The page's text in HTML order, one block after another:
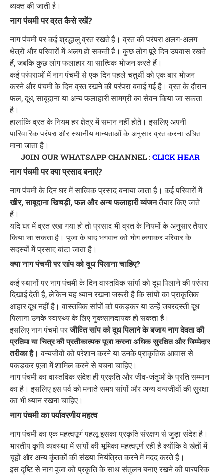
व्यक्त की जाती है।
नाग पंचमी पर व्रत कैसे रखें?
नाग पंचमी पर कई श्रद्धालु व्रत रखते हैं। व्रत की परंपरा अलग-अलग
क्षेत्रों और परिवारों में अलग हो सकती है। कुछ लोग पूरे दिन उपवास रखते
हैं, जबकि कुछ लोग फलाहार या सात्विक भोजन करते हैं।
कई परंपराओं में नाग पंचमी से एक दिन पहले चतुर्थी को एक बार भोजन
करने और पंचमी के दिन व्रत रखने की परंपरा बताई गई है। व्रत के दौरान
फल, दूध, साबूदाना या अन्य फलाहारी सामग्री का सेवन किया जा सकता
है।
हालांकि व्रत के नियम हर क्षेत्र में समान नहीं होते। इसलिए अपनी
पारिवारिक परंपरा और स्थानीय मान्यताओं के अनुसार व्रत करना उचित
माना जाता है।
JOIN OUR WHATSAPP CHANNEL:CLICK HEAR
नाग पंचमी पर क्या प्रसाद बनाएं?
नाग पंचमी के दिन घर में सात्विक प्रसाद बनाया जाता है। कई परिवारों में
खीर, साबूदाना खिचड़ी, फल और अन्य फलाहारी व्यंजनतैयार किए जाते
हैं।
यदि घर में व्रत रखा गया हो तो प्रसाद भी व्रत के नियमों के अनुसार तैयार
किया जा सकता है। पूजा के बाद भगवान को भोग लगाकर परिवार के
सदस्यों में प्रसाद बांटा जाता है।
क्या नाग पंचमी पर सांप को दूध पिलाना चाहिए?
कई स्थानों पर नाग पंचमी के दिन वास्तविक सांपों को दूध पिलाने की परंपरा
दिखाई देती है, लेकिन यह ध्यान रखना जरूरी है कि सांपों का प्राकृतिक
आहार दूध नहीं है। वास्तविक सांपों को पकड़कर या उन्हें जबरदस्ती दूध
पिलाना उनके स्वास्थ्य के लिए नुकसानदायक हो सकता है।
इसलिए नाग पंचमी परजीवित सांप को दूध पिलाने के बजाय नाग देवता की
प्रतिमा या चित्र की प्रतीकात्मक पूजा करना अधिक सुरक्षित और जिम्मेदार
तरीका है। वन्यजीवों को परेशान करने या उनके प्राकृतिक आवास से
पकड़कर पूजा में शामिल करने से बचना चाहिए।
नाग पंचमी का वास्तविक संदेश ही प्रकृति और जीव-जंतुओं के प्रति सम्मान
का है। इसलिए इस पर्व को मनाते समय सांपों और अन्य वन्यजीवों की सुरक्षा
का भी ध्यान रखना चाहिए।
नाग पंचमी का पर्यावरणीय महत्व
नाग पंचमी का एक महत्वपूर्ण पहलू इसका प्रकृति संरक्षण से जुड़ा संदेश है।
भारतीय कृषि व्यवस्था में सांपों की भूमिका महत्वपूर्ण रही है क्योंकि वे खेतों में
चूहों और अन्य कृंतकों की संख्या नियंत्रित करने में मदद करते हैं।
इस दृष्टि से नाग पूजा को प्रकृति के साथ संतुलन बनाए रखने की पारंपरिक